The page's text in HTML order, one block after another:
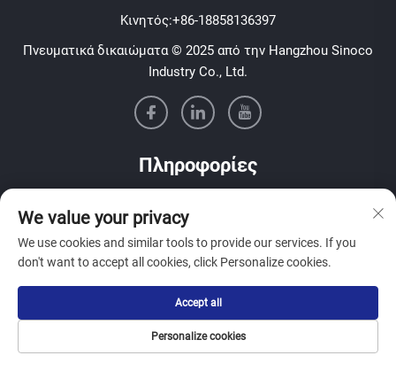
Κινητός:+86-18858136397
Πνευματικά δικαιώματα © 2025 από την Hangzhou Sinoco
Industry Co., Ltd.
Πληροφορίες
δελτίο μας
Υποβολή
We value your privacy
We use cookies and similar tools to provide our services. If you
don't want to accept all cookies, click Personalize cookies.
Personalize cookies
Accept all